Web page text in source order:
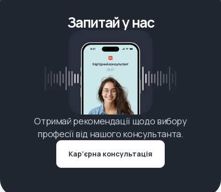
Запитай у нас
Отримай рекомендації щодо вибору
професії від нашого консультанта.
Кар’єрна консультація